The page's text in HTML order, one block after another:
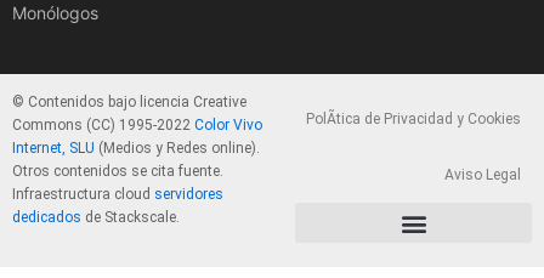
Monólogos
© Contenidos bajo licencia Creative
Commons (CC) 1995-2022 Color Vivo
Internet, SLU (Medios y Redes online).
Otros contenidos se cita fuente.
Infraestructura cloud servidores
dedicados de Stackscale.
PolÃ­tica de Privacidad y Cookies
Aviso Legal